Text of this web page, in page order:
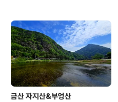
금산 자지산&부엉산